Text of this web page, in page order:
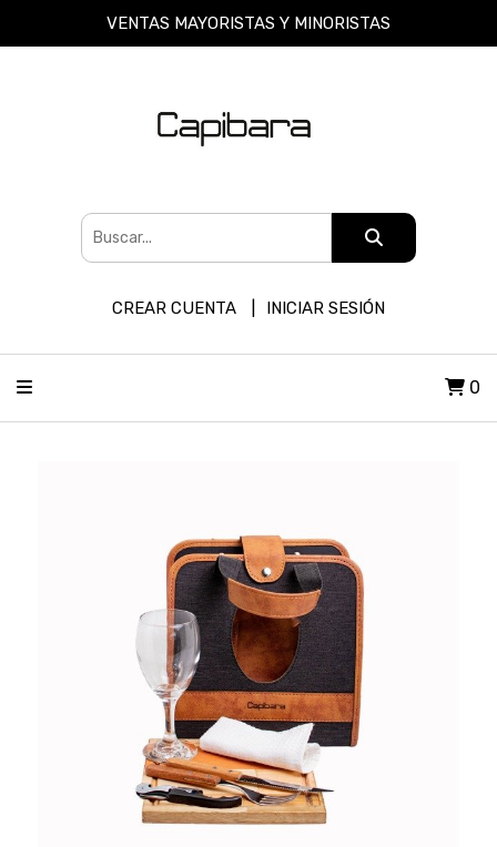
VENTAS MAYORISTAS Y MINORISTAS
CREAR CUENTA INICIAR SESIÓN
0